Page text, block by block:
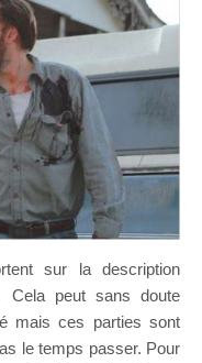
sur la description
Cela peut sans doute
mais ces parties sont
le temps passer. Pour